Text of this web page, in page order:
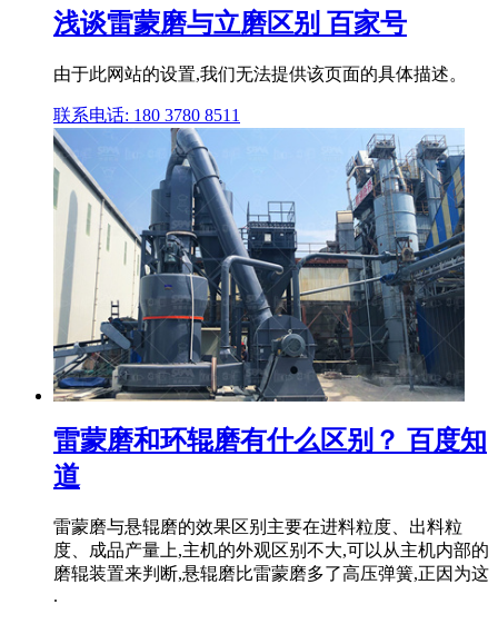
浅谈雷蒙磨与立磨区别 百家号
由于此网站的设置,我们无法提供该页面的具体描述。
联系电话: 180 3780 8511
雷蒙磨和环辊磨有什么区别？ 百度知
道
雷蒙磨与悬辊磨的效果区别主要在进料粒度、出料粒
度、成品产量上,主机的外观区别不大,可以从主机内部的
磨辊装置来判断,悬辊磨比雷蒙磨多了高压弹簧,正因为这
.